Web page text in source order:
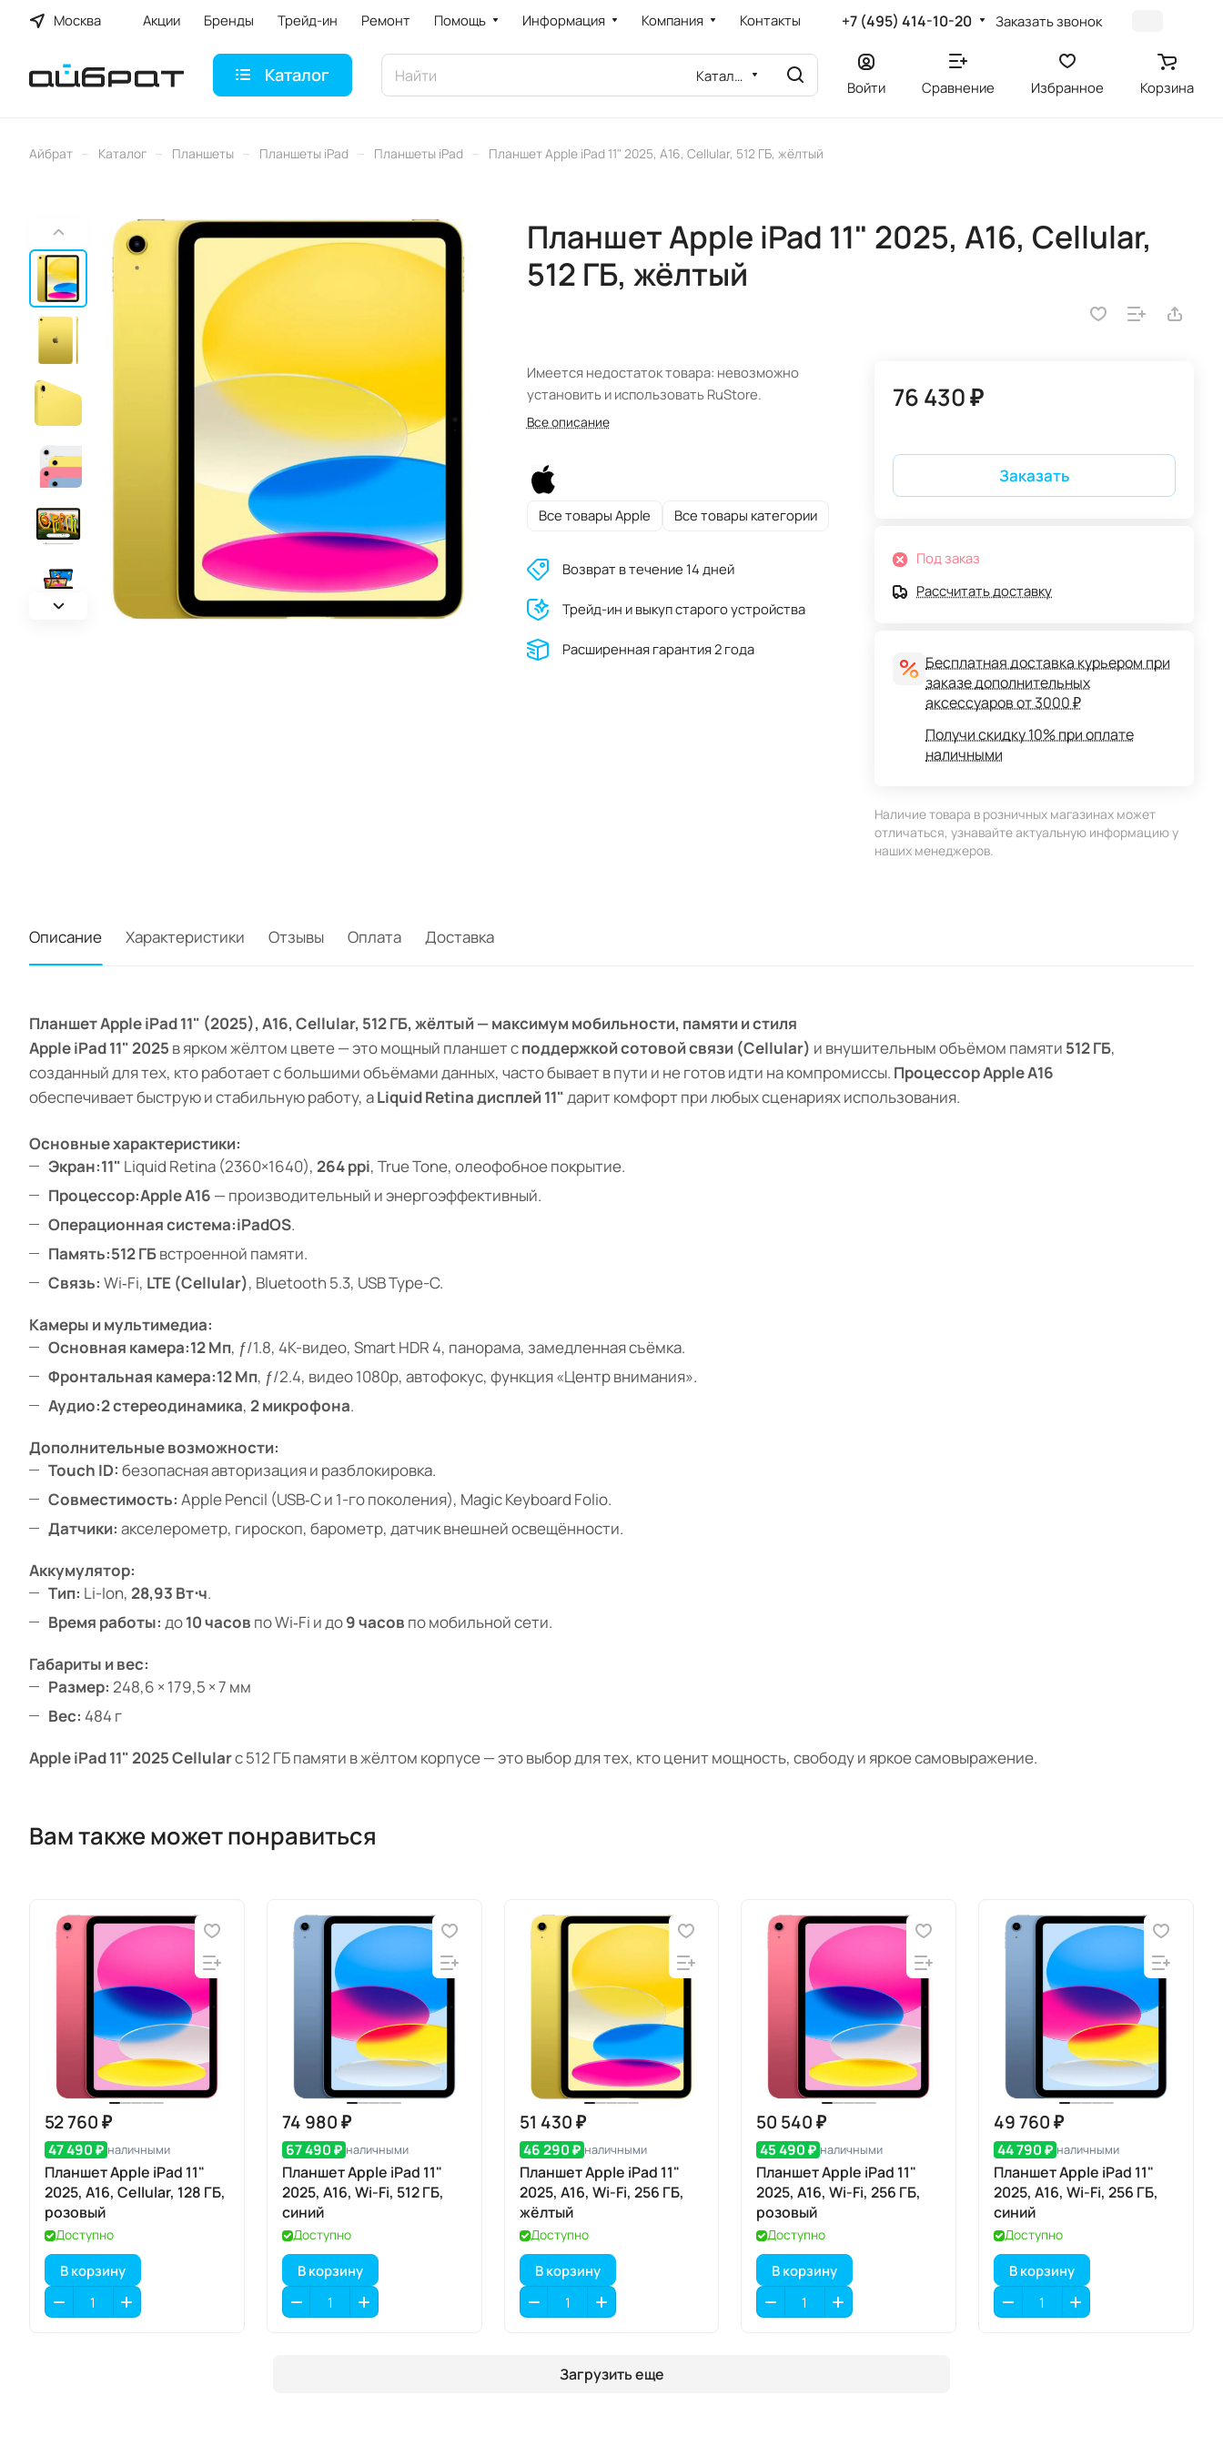
Москва Акции Бренды Трейд-ин Ремонт Помощь Информация Компания Контакты +7 (495) 414-10-20 Заказать звонок
Каталог Каталог
Войти Сравнение Избранное Корзина
Айбрат – Каталог – Планшеты – Планшеты iPad – Планшеты iPad – Планшет Apple iPad 11" 2025, A16, Cellular, 512 ГБ, жёлтый
Планшет Apple iPad 11" 2025, A16, Cellular,
512 ГБ, жёлтый
Имеется недостаток товара: невозможно
установить и использовать RuStore.
Все описание
Все товары Apple Все товары категории
Возврат в течение 14 дней
Трейд-ин и выкуп старого устройства
Расширенная гарантия 2 года
76 430 ₽
Заказать
Под заказ
Рассчитать доставку
Бесплатная доставка курьером при
заказе дополнительных
аксессуаров от 3000 ₽
Получи скидку 10% при оплате
наличными
Наличие товара в розничных магазинах может
отличаться, узнавайте актуальную информацию у
наших менеджеров.
Описание Характеристики Отзывы Оплата Доставка
Планшет Apple iPad 11" (2025), A16, Cellular, 512 ГБ, жёлтый — максимум мобильности, памяти и стиля
Apple iPad 11" 2025 в ярком жёлтом цвете — это мощный планшет споддержкой сотовой связи (Cellular) и внушительным объёмом памяти 512 ГБ,
созданный для тех, кто работает с большими объёмами данных, часто бывает в пути и не готов идти на компромиссы. Процессор Apple A16
обеспечивает быструю и стабильную работу, аLiquid Retina дисплей 11"дарит комфорт при любых сценариях использования.
Основные характеристики:
Экран:11" Liquid Retina (2360×1640), 264 ppi, True Tone, олеофобное покрытие.
Процессор:Apple A16 — производительный и энергоэффективный.
Операционная система:iPadOS.
Память:512 ГБвстроенной памяти.
Связь: Wi‑Fi, LTE (Cellular), Bluetooth 5.3, USB Type-C.
Камеры и мультимедиа:
Основная камера:12 Мп, ƒ/1.8, 4K-видео, Smart HDR 4, панорама, замедленная съёмка.
Фронтальная камера:12 Мп, ƒ/2.4, видео 1080p, автофокус, функция «Центр внимания».
Аудио:2 стереодинамика, 2 микрофона.
Дополнительные возможности:
Touch ID: безопасная авторизация и разблокировка.
Совместимость: Apple Pencil (USB‑C и 1-го поколения), Magic Keyboard Folio.
Датчики: акселерометр, гироскоп, барометр, датчик внешней освещённости.
Аккумулятор:
Тип: Li-Ion, 28,93 Вт⋅ч.
Время работы: до10 часов по Wi‑Fi и до9 часов по мобильной сети.
Габариты и вес:
Размер: 248,6 × 179,5 × 7 мм
Вес: 484 г
Apple iPad 11" 2025 Cellularс 512 ГБ памяти в жёлтом корпусе — это выбор для тех, кто ценит мощность, свободу и яркое самовыражение.
Вам также может понравиться
52 760 ₽
47 490 ₽ наличными
Планшет Apple iPad 11"
2025, A16, Cellular, 128 ГБ,
розовый
Доступно
В корзину
74 980 ₽
67 490 ₽ наличными
Планшет Apple iPad 11"
2025, A16, Wi-Fi, 512 ГБ,
синий
Доступно
В корзину
51 430 ₽
46 290 ₽ наличными
Планшет Apple iPad 11"
2025, A16, Wi-Fi, 256 ГБ,
жёлтый
Доступно
В корзину
50 540 ₽
45 490 ₽ наличными
Планшет Apple iPad 11"
2025, A16, Wi-Fi, 256 ГБ,
розовый
Доступно
В корзину
49 760 ₽
44 790 ₽ наличными
Планшет Apple iPad 11"
2025, A16, Wi-Fi, 256 ГБ,
синий
Доступно
В корзину
Загрузить еще